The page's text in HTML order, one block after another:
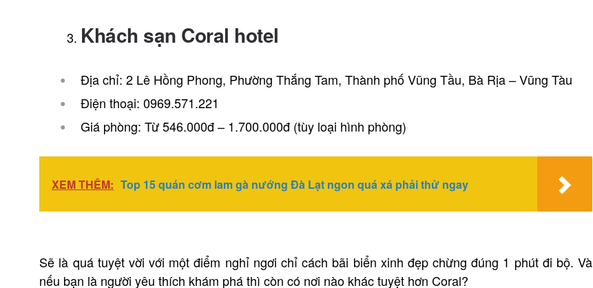
Khách sạn Coral hotel
Địa chỉ: 2 Lê Hồng Phong, Phường Thắng Tam, Thành phố Vũng Tầu, Bà Rịa – Vũng Tàu
Điện thoại: 0969.571.221
Giá phòng: Từ 546.000đ – 1.700.000đ (tùy loại hình phòng)
XEM THÊM: Top 15 quán cơm lam gà nướng Đà Lạt ngon quá xá phải thử ngay
Sẽ là quá tuyệt vời với một điểm nghỉ ngơi chỉ cách bãi biển xinh đẹp chừng đúng 1 phút đi bộ. Và
nếu bạn là người yêu thích khám phá thì còn có nơi nào khác tuyệt hơn Coral?